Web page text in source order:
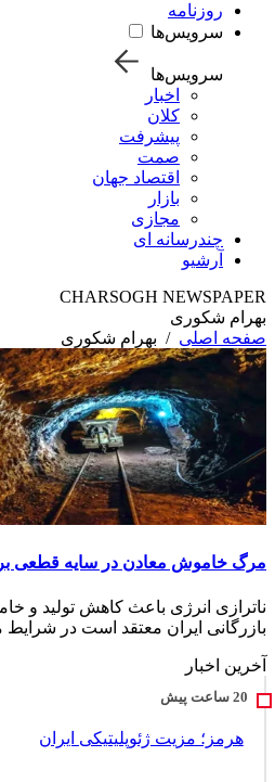
روزنامه
سرویس‌ها
سرویس‌ها
اخبار
کلان
پیشرفت
صمت
اقتصاد جهان
بازار
مجازی
چندرسانه ای
آرشیو
CHARSOGH NEWSPAPER
بهرام شکوری
صفحه اصلی / بهرام شکوری
مرگ خاموش معادن در سایه قطعی
ناترازی انرژی باعث کاهش تولید و
بازرگانی ایران معتقد است در شرایط موجود، بیش
آخرین اخبار
هرمز؛ مزیت ژئوپلیتیکی ایران